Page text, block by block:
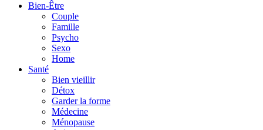
Bien-Être
Couple
Famille
Psycho
Sexo
Home
Santé
Bien vieillir
Détox
Garder la forme
Médecine
Ménopause